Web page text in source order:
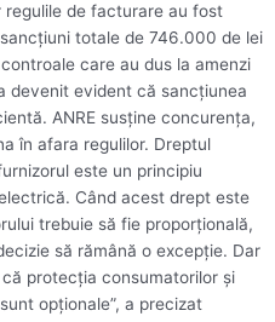
de facturare au fost
totale de 746.000 de lei
care au dus la amenzi
devenit evident că sancţiunea
ANRE susţine concurenţa,
în afara regulilor. Dreptul
este un principiu
Când acest drept este
trebuie să fie proporţională,
să rămână o excepţie. Dar
protecţia consumatorilor şi
opţionale”, a precizat